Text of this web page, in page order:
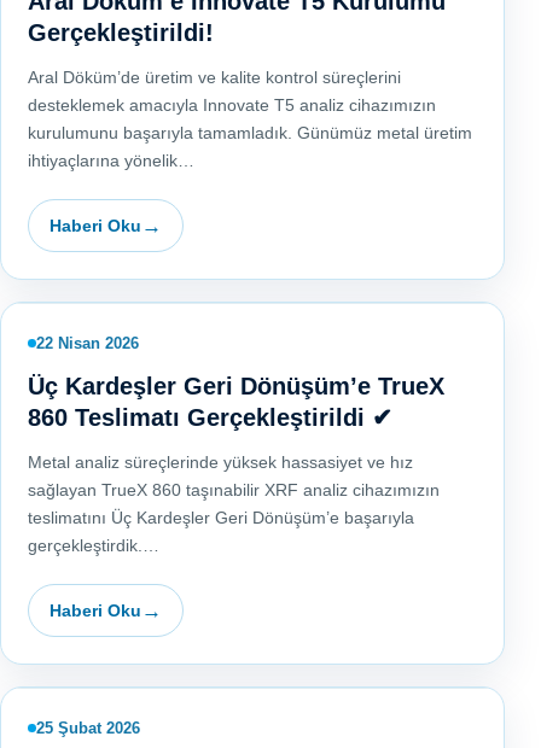
Gerçekleştirildi!
Aral Döküm’de üretim ve kalite kontrol süreçlerini
desteklemek amacıyla Innovate T5 analiz cihazımızın
kurulumunu başarıyla tamamladık. Günümüz metal üretim
ihtiyaçlarına yönelik…
Haberi Oku
22 Nisan 2026
Üç Kardeşler Geri Dönüşüm’e TrueX
860 Teslimatı Gerçekleştirildi ✔
Metal analiz süreçlerinde yüksek hassasiyet ve hız
sağlayan TrueX 860 taşınabilir XRF analiz cihazımızın
teslimatını Üç Kardeşler Geri Dönüşüm’e başarıyla
gerçekleştirdik.…
Haberi Oku
25 Şubat 2026